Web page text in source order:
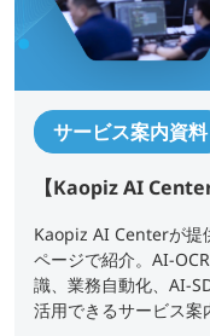
サービス案内資料
【Kaopiz AI
Kaopiz AI Centerが提
ページで紹介。AI-
識、業務自動化、AI-
活用できるサービス案